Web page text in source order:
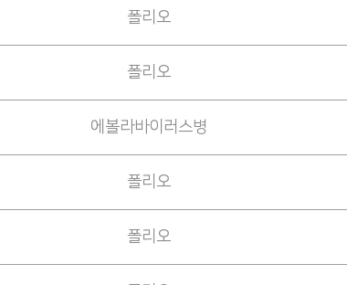
폴리오
폴리오
에볼라바이러스병
폴리오
폴리오